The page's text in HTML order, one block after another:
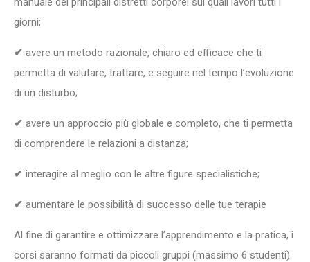
giorni;
✔ avere un metodo razionale, chiaro ed efficace che ti
permetta di valutare, trattare, e seguire nel tempo l’evoluzione
di un disturbo;
✔ avere un approccio più globale e completo, che ti permetta
di comprendere le relazioni a distanza;
✔ interagire al meglio con le altre figure specialistiche;
✔ aumentare le possibilità di successo delle tue terapie
Al fine di garantire e ottimizzare l’apprendimento e la pratica, i
corsi saranno formati da piccoli gruppi (massimo 6 studenti).